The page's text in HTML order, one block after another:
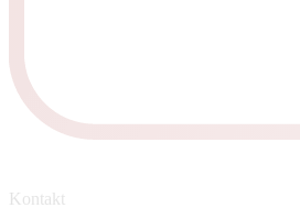
Kontakt